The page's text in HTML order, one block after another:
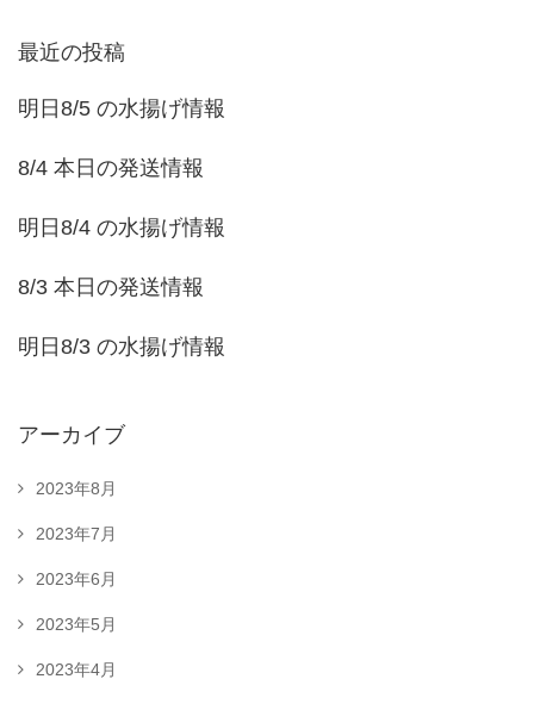
最近の投稿
明日8/5 の水揚げ情報
8/4 本日の発送情報
明日8/4 の水揚げ情報
8/3 本日の発送情報
明日8/3 の水揚げ情報
アーカイブ
2023年8月
2023年7月
2023年6月
2023年5月
2023年4月